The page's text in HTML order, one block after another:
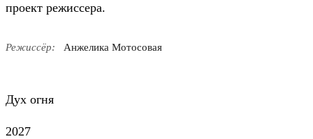
проект режиссера.
Режиссёр: Анжелика Мотосовая
Дух огня
2027